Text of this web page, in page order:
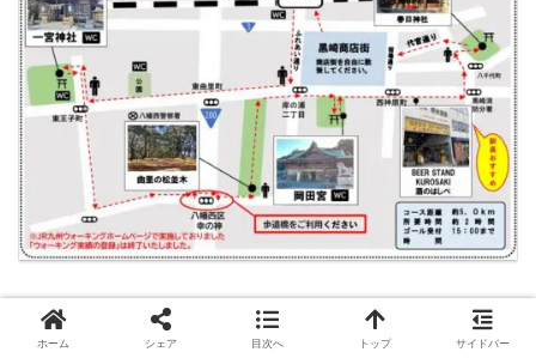
※当日の様子はこちらの記事をどうぞ。
ホーム シェア 目次へ トップ サイドバー